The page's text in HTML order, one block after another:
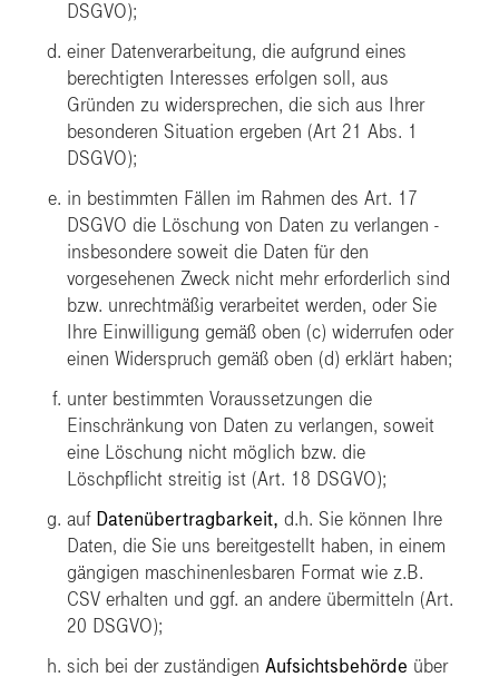
DSGVO);
einer Datenverarbeitung, die aufgrund eines
berechtigten Interesses erfolgen soll, aus
Gründen zu widersprechen, die sich aus Ihrer
besonderen Situation ergeben (Art 21 Abs. 1
DSGVO);
in bestimmten Fällen im Rahmen des Art. 17
DSGVO die
Löschung von Daten zu verlangen -
insbesondere soweit die Daten für den
vorgesehenen Zweck nicht mehr erforderlich sind
bzw. unrechtmäßig verarbeitet werden, oder Sie
Ihre Einwilligung gemäß oben (c) widerrufen oder
einen Widerspruch gemäß oben (d) erklärt haben;
unter bestimmten Voraussetzungen die
Einschränkung von Daten zu verlangen, soweit
eine Löschung nicht möglich bzw. die
Löschpflicht streitig ist (Art. 18 DSGVO);
auf Datenübertragbarkeit, d.h. Sie können Ihre
Daten, die Sie uns bereitgestellt haben, in einem
gängigen maschinenlesbaren Format wie z.B.
CSV erhalten und ggf. an andere übermitteln (Art.
20 DSGVO);
sich bei der zuständigen Aufsichtsbehörde über